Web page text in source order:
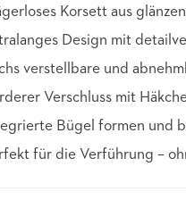
Korsett aus
Design mit
verstellbare und
Verschluss mit
Bügel formen und
für die Verführung –